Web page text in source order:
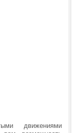
движениями